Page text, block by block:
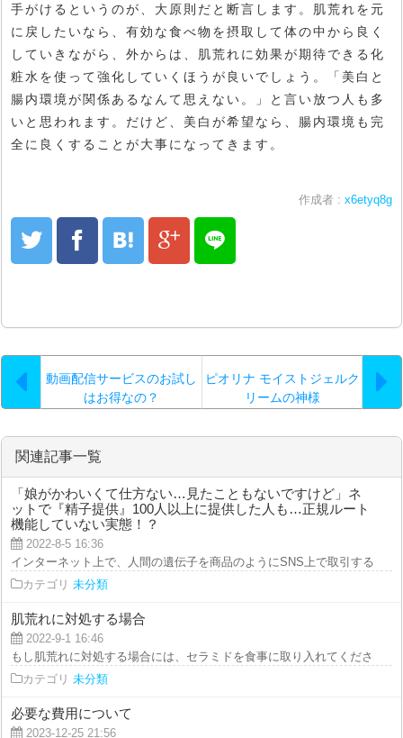
手がけるというのが、大原則だと断言します。肌荒れを元
に戻したいなら、有効な食べ物を摂取して体の中から良く
していきながら、外からは、肌荒れに効果が期待できる化
粧水を使って強化していくほうが良いでしょう。「美白と
腸内環境が関係あるなんて思えない。」と言い放つ人も多
いと思われます。だけど、美白が希望なら、腸内環境も完
全に良くすることが大事になってきます。
作成者 : x6etyq8g
動画配信サービスのお試し
はお得なの？
ピオリナ モイストジェルク
リームの神様
関連記事一覧
「娘がかわいくて仕方ない…見たこともないですけど」ネ
ットで『精子提供』100人以上に提供した人も…正規ルート
機能していない実態！？
2022-8-5 16:36
インターネット上で、人間の遺伝子を商品のようにSNS上で取引する「精
カテゴリ 未分類
肌荒れに対処する場合
2022-9-1 16:46
もし肌荒れに対処する場合には、セラミドを食事に取り入れてください。
カテゴリ 未分類
必要な費用について
2023-12-25 21:56